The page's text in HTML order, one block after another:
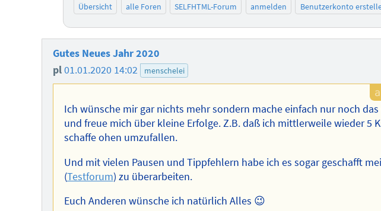
Übersicht alle Foren SELFHTML-Forum anmelden Benutzerkonto
Gutes Neues Jahr 2020
pl01.01.2020 14:02 menschelei
Ich wünsche mir gar nichts mehr sondern mache einfach nur noch
und freue mich über kleine Erfolge. Z.B. daß ich mittlerweile wieder 5
schaffe ohen umzufallen.
Und mit vielen Pausen und Tippfehlern habe ich es sogar geschafft
(Testforum) zu überarbeiten.
Euch Anderen wünsche ich natürlich Alles 😉